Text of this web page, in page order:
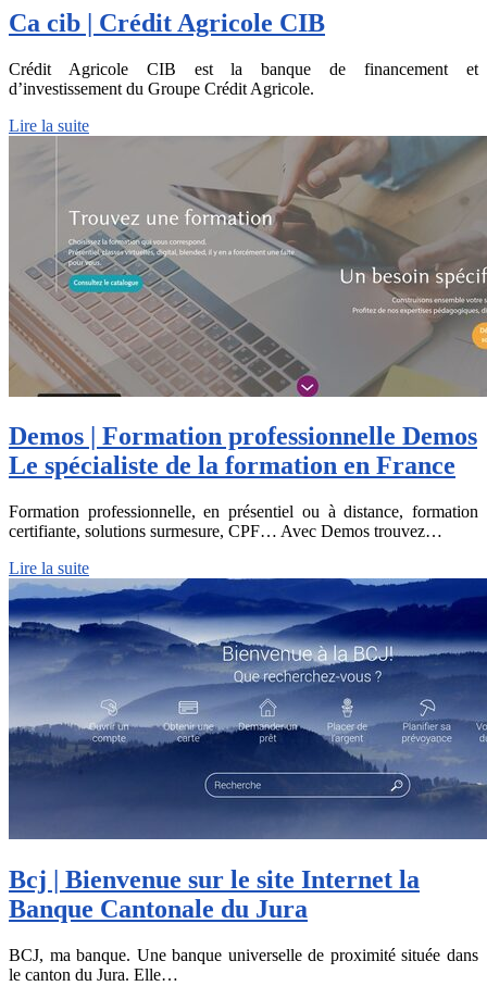
Ca cib | Crédit Agricole CIB
Crédit Agricole CIB est la banque de financement et
d’investissement du Groupe Crédit Agricole.
Lire la suite
Demos | Formation profes­sionnel­le Demos
Le spécialiste de la formation en France
Formation professionnelle, en présentiel ou à distance, formation
certifiante, solutions surmesure, CPF… Avec Demos trouvez…
Lire la suite
Bcj | Bienvenue sur le site Internet la
Banque Cantonale du Jura
BCJ, ma banque. Une banque universelle de proximité située dans
le canton du Jura. Elle…